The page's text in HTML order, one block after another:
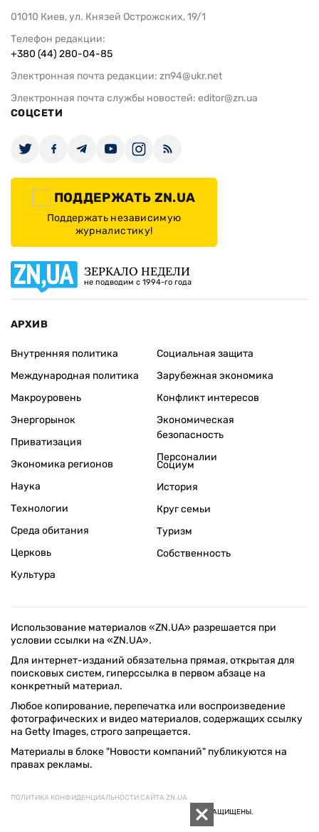
01010 Киев, ул. Князей Острожских, 19/1
Телефон редакции:
+380 (44) 280-04-85
Электронная почта редакции: zn94@ukr.net
Электронная почта службы новостей: editor@zn.ua
СОЦСЕТИ
ПОДДЕРЖАТЬ ZN.UA
Поддержать независимую
журналистику!
ЗЕРКАЛО НЕДЕЛИ
не подводим с 1994-го года
АРХИВ
Внутренняя политика
Международная политика
Макроуровень
Энергорынок
Приватизация
Экономика регионов
Социальная защита
Зарубежная экономика
Конфликт интересов
Экономическая
безопасность
Персоналии
Наука
Технологии
Среда обитания
Церковь
Культура
Социум
История
Круг семьи
Туризм
Собственность
Использование материалов «ZN.UA» разрешается при
условии ссылки на «ZN.UA».
Для интернет-изданий обязательна прямая, открытая для
поисковых систем, гиперссылка в первом абзаце на
конкретный материал.
Любое копирование, перепечатка или воспроизведение
фотографических и видео материалов, содержащих ссылку
на Getty Images, строго запрещается.
Материалы в блоке "Новости компаний" публикуются на
правах рекламы.
ПОЛИТИКА КОНФИДЕНЦИАЛЬНОСТИ САЙТА ZN.UA
© 1994–2026 «ЗЕРКАЛО НЕДЕЛИ. УКРАИНА». ВСЕ ПРАВА ЗАЩИЩЕНЫ.